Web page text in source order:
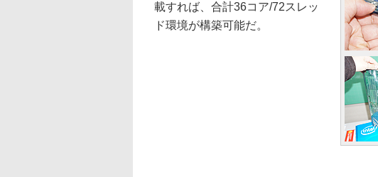
載すれば、合計36コア/72スレッ
ド環境が構築可能だ。